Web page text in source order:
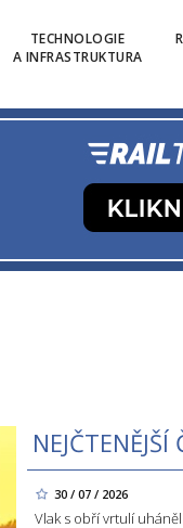
TECHNOLOGIE
A INFRASTRUKTURA
NEJČTENĚJŠÍ
30 / 07 / 2026
Vlak s obří vrtulí